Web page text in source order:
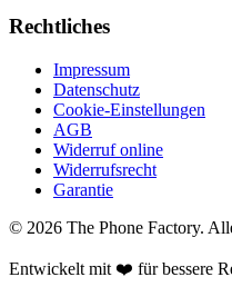
Rechtliches
Impressum
Datenschutz
Cookie-Einstellungen
AGB
Widerruf online
Widerrufsrecht
Garantie
© 2026 The Phone Factory.
Entwickelt mit ❤️ für bessere